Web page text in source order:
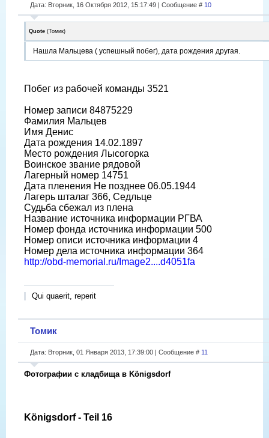
Дата: Вторник, 16 Октября 2012, 15:17:49 | Сообщение # 10
Quote (Томик)
Нашла Мальцева ( успешный побег), дата рождения другая.
Побег из рабочей команды 3521
Номер записи 84875229
Фамилия Мальцев
Имя Денис
Дата рождения 14.02.1897
Место рождения Лысогорка
Воинское звание рядовой
Лагерный номер 14751
Дата пленения Не позднее 06.05.1944
Лагерь шталаг 366, Седльце
Судьба сбежал из плена
Название источника информации РГВА
Номер фонда источника информации 500
Номер описи источника информации 4
Номер дела источника информации 364
http://obd-memorial.ru/Image2....d4051fa
Qui quaerit, reperit
Томик
Дата: Вторник, 01 Января 2013, 17:39:00 | Сообщение # 11
Фотографии с кладбища в Königsdorf
Königsdorf - Teil 16